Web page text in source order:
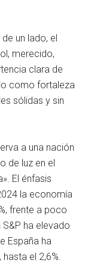
un lado, el
merecido,
clara de
como fortaleza
sólidas y sin
a una nación
de luz en el
El énfasis
la economía
frente a poco
ha elevado
España ha
el 2,6%.